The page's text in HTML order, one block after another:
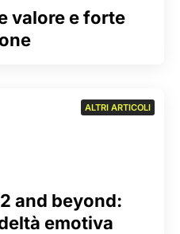
valore e forte
and beyond:
emotiva
ALTRI ARTICOLI